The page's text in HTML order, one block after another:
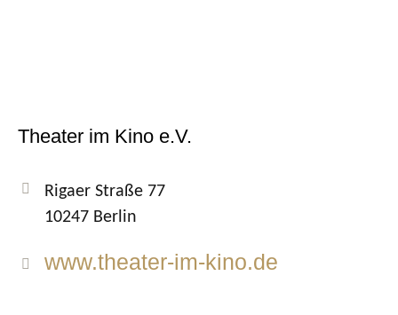
Theater im Kino e.V.
Rigaer Straße 77
10247 Berlin
www.theater-im-kino.de